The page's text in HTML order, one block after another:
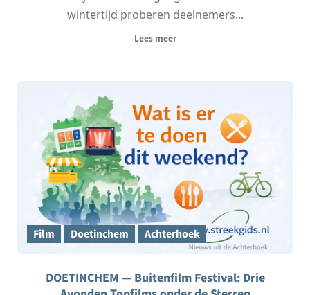
wintertijd proberen deelnemers...
Lees meer
Film Doetinchem Achterhoek
DOETINCHEM — Buitenfilm Festival: Drie